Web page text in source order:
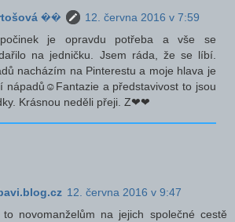
��
12. června 2016 v 7:59
je opravdu potřeba a vše se
na jedničku. Jsem ráda, že se líbí.
nacházím na Pinterestu a moje hlava je
nápadů☺Fantazie a představivost to jsou
Krásnou neděli přeji. Z❤❤
12. června 2016 v 9:47
novomanželům na jejich společné cestě